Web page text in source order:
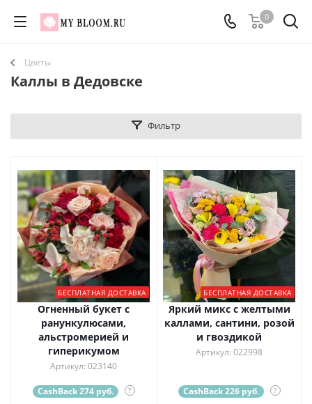
0
Цветы
Каллы в Дедовске
Фильтр
БЕСПЛАТНАЯ ДОСТАВКА
Огненный букет с
ранункулюсами,
альстромерией и
гиперикумом
Артикул: 023140
CashBack 274 руб. ?
БЕСПЛАТНАЯ ДОСТАВКА
Яркий микс с желтыми
каллами, сантини, розой
и гвоздикой
Артикул: 022998
CashBack 226 руб. ?